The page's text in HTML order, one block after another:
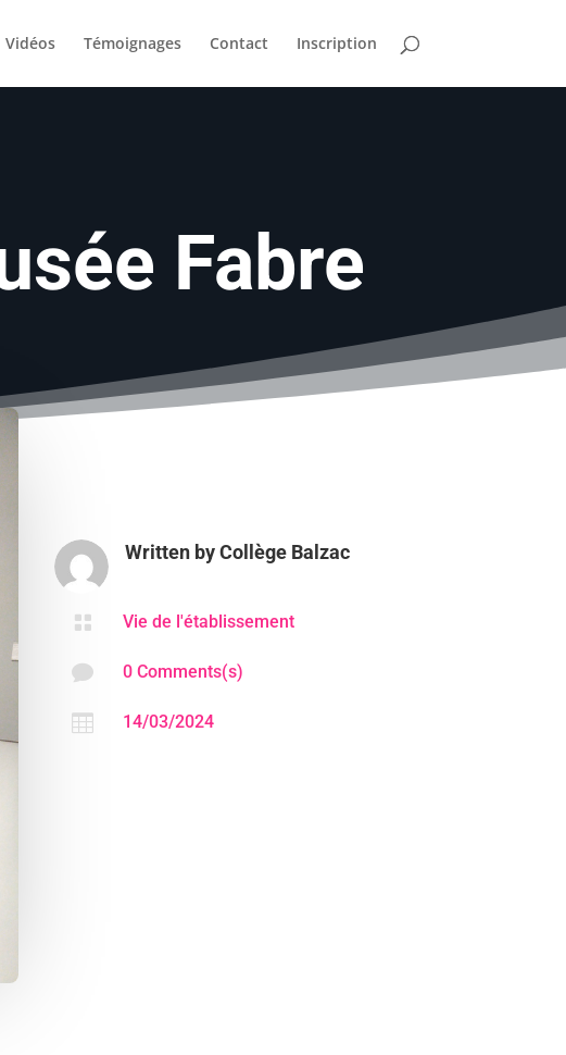
Vidéos Témoignages Contact Inscription
Fabre
Written byCollège Balzac
 Vie de l'établissement
 0 Comments(s)
 14/03/2024